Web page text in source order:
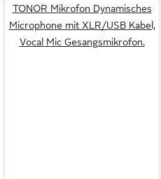
TONOR Mikrofon Dynamisches
Microphone mit XLR/USB Kabel,
Vocal Mic Gesangsmikrofon.